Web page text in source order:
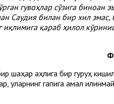
гувоҳлар сўзига
Саудия билан бир хил
иқлимига қараб ҳилол
шаҳар аҳлига бир гуруҳ
уларнинг гапига амал